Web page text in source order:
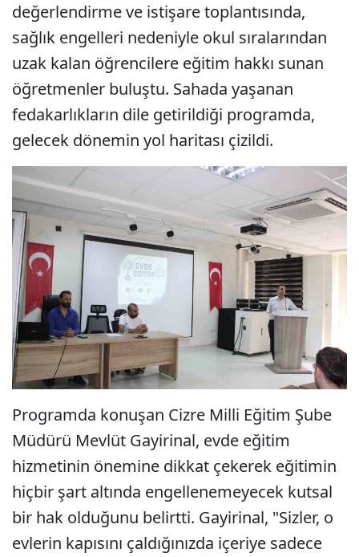
değerlendirme ve istişare toplantısında,
sağlık engelleri nedeniyle okul sıralarından
uzak kalan öğrencilere eğitim hakkı sunan
öğretmenler buluştu. Sahada yaşanan
fedakarlıkların dile getirildiği programda,
gelecek dönemin yol haritası çizildi.
Programda konuşan Cizre Milli Eğitim Şube
Müdürü Mevlüt Gayirinal, evde eğitim
hizmetinin önemine dikkat çekerek eğitimin
hiçbir şart altında engellenemeyecek kutsal
bir hak olduğunu belirtti. Gayirinal, "Sizler, o
evlerin kapısını çaldığınızda içeriye sadece